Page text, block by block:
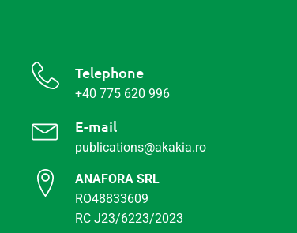
Telephone
+40 775 620 996
E-mail
publications@akakia.ro
ANAFORA SRL
RO48833609
RC J23/6223/2023